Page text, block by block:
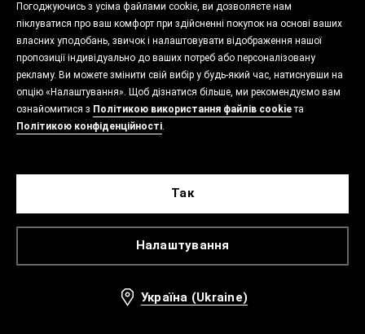
Погоджуючись з усіма файлами cookie, ви дозволяєте нам
піклуватися про ваш комфорт при здійсненні покупок на основі ваших
власних уподобань, звичок і налаштовувати відображення нашої
пропозиції індивідуально до ваших потреб або персоналізовану
рекламу. Ви можете змінити свій вибір у будь-який час, натиснувши на
опцію «Налаштування». Щоб дізнатися більше, ми рекомендуємо вам
ознайомитися з Політикою використання файлів cookieта
Політикою конфіденційності.
Налаштування
Так
Україна (Ukraine)